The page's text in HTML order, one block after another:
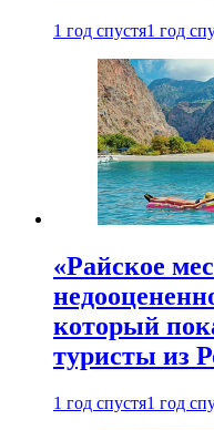
1 год спустя1 год
«Райское
который
туристы из
1 год спустя1 год